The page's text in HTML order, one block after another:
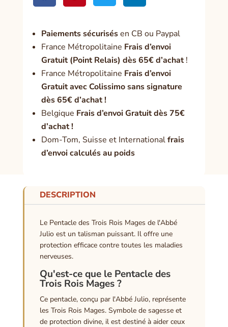
Paiements sécurisésen CB ou Paypal
France Métropolitaine Frais d’envoi
Gratuit (Point Relais) dès 65€ d’achat!
France Métropolitaine Frais d’envoi
Gratuit avec Colissimo sans signature
dès 65€ d’achat !
Belgique Frais d’envoi Gratuit dès 75€
d’achat !
Dom-Tom, Suisse et Internationalfrais
d’envoi calculés au poids
DESCRIPTION
Le Pentacle des Trois Rois Mages de l'Abbé
Julio est un talisman puissant. Il offre une
protection efficace contre toutes les maladies
nerveuses.
Qu'est-ce que le Pentacle des
Trois Rois Mages ?
Ce pentacle, conçu par l'Abbé Julio, représente
les Trois Rois Mages. Symbole de sagesse et
de protection divine, il est destiné à aider ceux